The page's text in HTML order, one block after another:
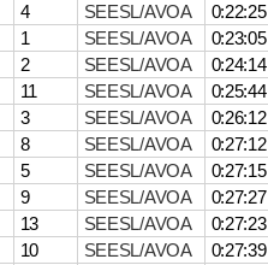
4 SEESL/AVOA
0:22:25
1 SEESL/AVOA
0:23:05
2 SEESL/AVOA
0:24:14
11 SEESL/AVOA
0:25:44
3 SEESL/AVOA
0:26:12
8 SEESL/AVOA
0:27:12
5 SEESL/AVOA
0:27:15
9 SEESL/AVOA
0:27:27
13 SEESL/AVOA
0:27:23
10 SEESL/AVOA
0:27:39